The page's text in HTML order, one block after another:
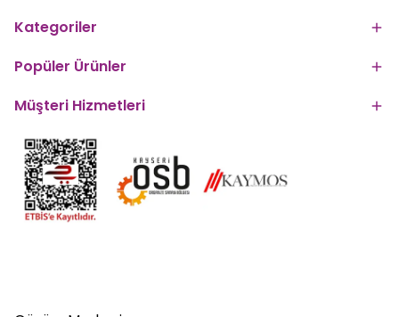
Kategoriler
Popüler Ürünler
Müşteri Hizmetleri